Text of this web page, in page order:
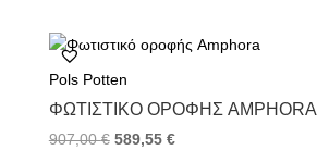
Pols Potten
ΦΩΤΙΣΤΙΚΌ ΟΡΟΦΉΣ AMPHORA
907,00€ 589,55 €